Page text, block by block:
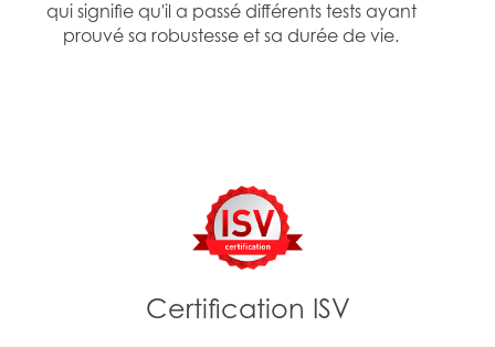
qui signifie qu'il a passé différents tests ayant
prouvé sa robustesse et sa durée de vie.
Certification ISV